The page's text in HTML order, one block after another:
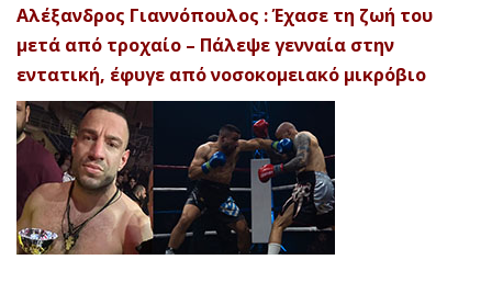
Αλέξανδρος Γιαννόπουλος : Έχασε τη ζωή του
μετά από τροχαίο – Πάλεψε γενναία στην
εντατική, έφυγε από νοσοκομειακό μικρόβιο